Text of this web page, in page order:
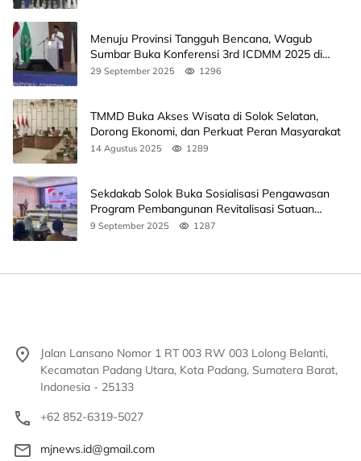
Menuju Provinsi Tangguh Bencana, Wagub
Sumbar Buka Konferensi 3rd ICDMM 2025 di
Unand
29 September 2025 1296
TMMD Buka Akses Wisata di Solok Selatan,
Dorong Ekonomi, dan Perkuat Peran Masyarakat
14 Agustus 2025 1289
Sekdakab Solok Buka Sosialisasi Pengawasan
Program Pembangunan Revitalisasi Satuan
Pendidikan
9 September 2025 1287
Jalan Lansano Nomor 1 RT 003 RW 003 Lolong Belanti,
Kecamatan Padang Utara, Kota Padang, Sumatera Barat,
Indonesia - 25133
+62 852-6319-5027
mjnews.id@gmail.com